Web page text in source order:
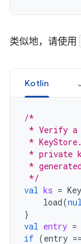
类似地，请使用
Kotlin
/*
* Verify a
*
* private
*
*/
val ks =
load(
}
val entry =
if (entry ==